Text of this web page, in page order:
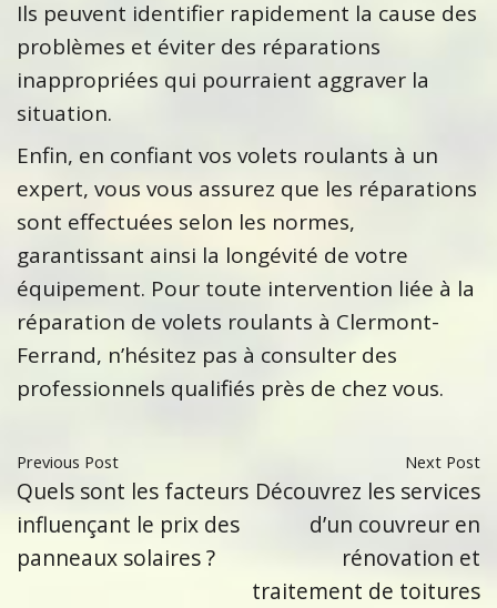
Ils peuvent identifier rapidement la cause des
problèmes et éviter des réparations
inappropriées qui pourraient aggraver la
situation.
Enfin, en confiant vos volets roulants à un
expert, vous vous assurez que les réparations
sont effectuées selon les normes,
garantissant ainsi la longévité de votre
équipement. Pour toute intervention liée à la
réparation de volets roulants à Clermont-
Ferrand, n’hésitez pas à consulter des
professionnels qualifiés près de chez vous.
Previous Post
Quels sont les facteurs
influençant le prix des
panneaux solaires ?
Next Post
Découvrez les services
d’un couvreur en
rénovation et
traitement de toitures